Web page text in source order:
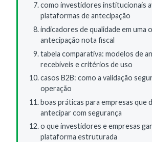
como investidores institucionais
plataformas de antecipação
indicadores de qualidade em uma
antecipação nota fiscal
tabela comparativa: modelos de
recebíveis e critérios de uso
casos B2B: como a validação
operação
boas práticas para empresas que
antecipar com segurança
o que investidores e empresas
plataforma estruturada